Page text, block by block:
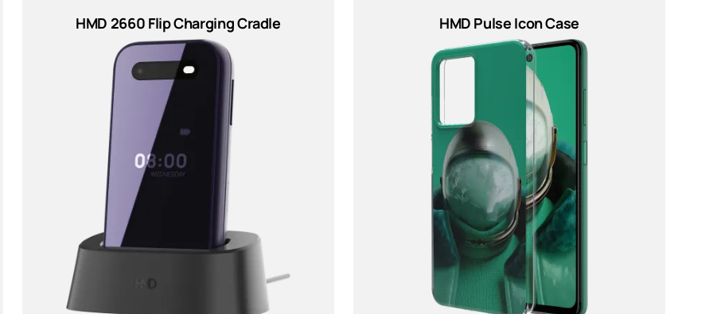
Telemóveis
básicos
Acessórios
Ofertas
HMD 2660 Flip Charging Cradle HMD Pulse Icon Case